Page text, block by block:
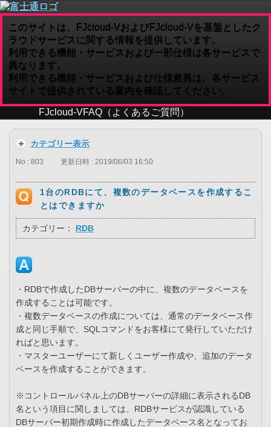
このサイトは、FJcloud-VおよびFJcloud-Vを基盤としたク
ラウドサービスに関する情報を提供しています。
利用できる機能・サービスおよび一部仕様は各サービスで
異なります。
利用できる機能・サービスおよび仕様差異は、各サービス
サイトで提供されている案内を確認してください。
FJcloud-VFAQ（よくあるご質問）
カテゴリー表示
No : 803 更新日時 : 2019/06/03 16:50
1台のRDBにて、複数のデータベースを作成するこ
とはできますか
カテゴリー： RDB
・RDBで作成したDBサーバーの中に、複数のデータベースを
作成することは可能です。
・複数データベースの作成については、通常のデータベース作
成と同じ手順で、SQLコマンドをお客様にて発行していただけ
ればと思います。
・マスターユーザーにて新しくユーザー作成や、追加のデータ
ベースを作成することができます。
※コントロールパネル上のDBサーバーの詳細に表示されるDB
名という項目に関しましては、RDBサービスが認識している
DBサーバー初期作成時に作成したデータベース名となってお